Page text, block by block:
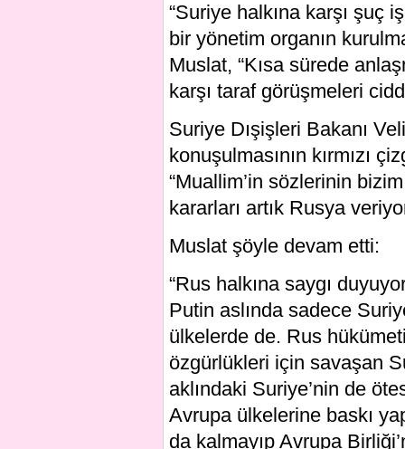
“Suriye halkına karşı şuç
bir yönetim organın
Muslat, “Kısa sürede
karşı taraf görüşmeleri
Suriye Dışişleri Bakanı
konuşulmasının kırmızı
“Muallim’in sözlerinin
kararları artık Rusya
Muslat şöyle devam etti:
“Rus halkına saygı
Putin aslında sadece
ülkelerde de. Rus
özgürlükleri için savaşan
aklındaki Suriye’nin de
Avrupa ülkelerine baskı
da kalmayıp Avrupa